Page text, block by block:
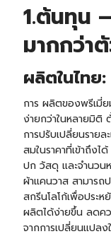
1.ต้นทุน
มากกว่า
ผลิตในไท
การ ผลิตของพรีเมี่
ง่ายกว่าในหลายมิติ
การปรับเปลี่ยนราย
สมในราคาที่เข้าถึงได้
ปก วัสดุ และจำนวน
ผ้าแคนวาส สามารถ
สกรีนโลโก้เพื่อปร
ผลิตได้ง่ายขึ้น ลดคว
จากการเปลี่ยนแปลง